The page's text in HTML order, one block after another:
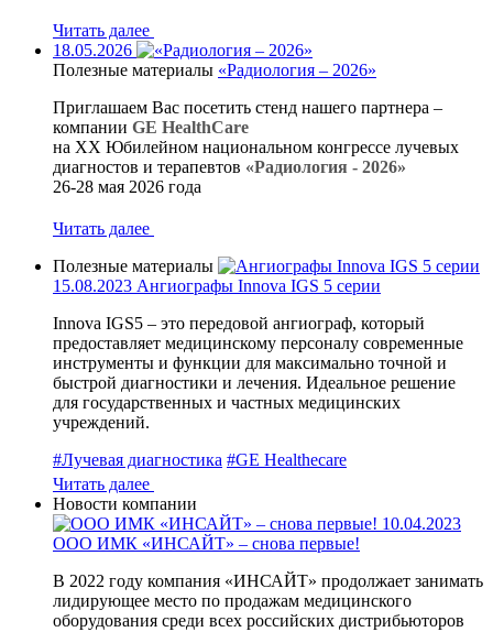
Читать далее
18.05.2026
Полезные материалы «Радиология – 2026»
Приглашаем Вас посетить стенд нашего партнера –
компании GE HealthCare
на XX Юбилейном национальном конгрессе лучевых
диагностов и терапевтов «Радиология - 2026»
26-28 мая 2026 года
Читать далее
Полезные материалы
15.08.2023 Ангиографы Innova IGS 5 серии
Innova IGS5 – это передовой ангиограф, который
предоставляет медицинскому персоналу современные
инструменты и функции для максимально точной и
быстрой диагностики и лечения. Идеальное решение
для государственных и частных медицинских
учреждений.
#Лучевая диагностика #GE Healthecare
Читать далее
Новости компании
10.04.2023
ООО ИМК «ИНСАЙТ» – снова первые!
В 2022 году компания «ИНСАЙТ» продолжает занимать
лидирующее место по продажам медицинского
оборудования среди всех российских дистрибьюторов